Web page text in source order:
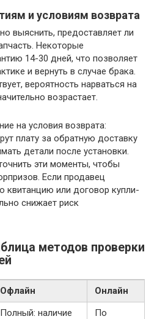
и условиям возврата
выяснить, предоставляет ли
Некоторые
14-30 дней, что позволяет
и вернуть в случае брака.
вероятность нарваться на
возрастает.
на условия возврата:
плату за обратную доставку
детали после установки.
эти моменты, чтобы
Если продавец
квитанцию или договор купли-
снижает риск
методов проверки
Офлайн Онлайн
Полный: наличие
По